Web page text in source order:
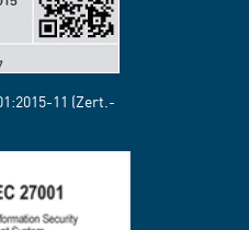
11 (Zert.-